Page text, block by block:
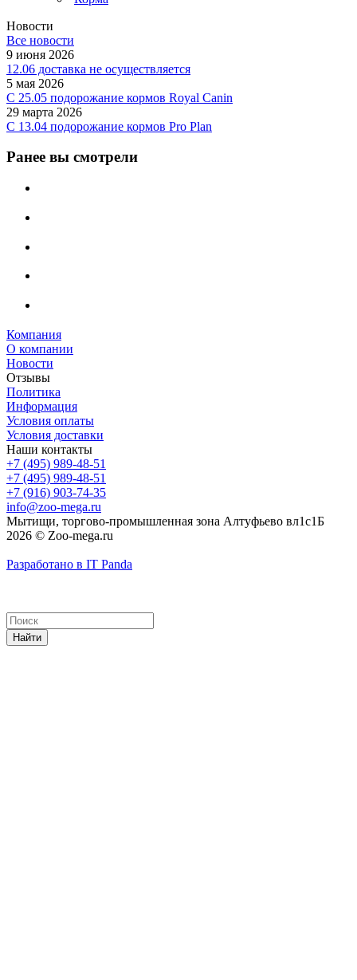
Новости
Все новости
9 июня 2026
12.06 доставка не осуществляется
5 мая 2026
C 25.05 подорожание кормов Royal Canin
29 марта 2026
С 13.04 подорожание кормов Pro Plan
Ранее вы смотрели
Компания
О компании
Новости
Отзывы
Политика
Информация
Условия оплаты
Условия доставки
Наши контакты
+7 (495) 989-48-51
+7 (495) 989-48-51
+7 (916) 903-74-35
info@zoo-mega.ru
Мытищи, торгово-промышленная зона Алтуфьево вл1с1Б
2026 © Zoo-mega.ru
Разработано в IT Panda
Найти